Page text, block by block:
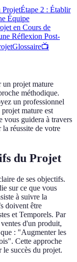
ProjetÉtape 2 : Établir
Équipe
en Cours de
Réflexion Post-
Glossaire📺
un projet mature
méthodique.
un professionnel
mature est
vous guidera à travers
la réussite de votre
du Projet
de ses objectifs.
sur ce que vous
à suivre la
doivent être
et Temporels. Par
d'un produit,
: "Augmenter les
Cette approche
succès du projet.